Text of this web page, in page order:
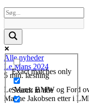
Exact matches only
Search in title
Alle nyheder
Le Mans 2024
5 min. læsning
Le Mans: BMW og Ford
Malthe Jakobsen etter i